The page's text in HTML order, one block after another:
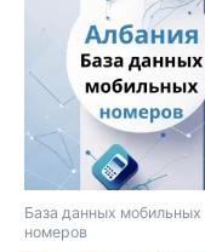
База данных мобильных
номеров